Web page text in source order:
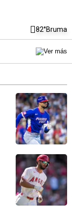
82°Bruma